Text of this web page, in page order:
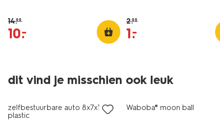
14.99
10.
–
2.99
1.
–
dit vind je misschien ook leuk
sale
zelfbestuurbare auto 8x7x18cm
plastic
Waboba® moon ball